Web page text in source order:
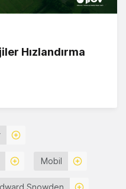
Hızlandırma
Mobil
Snowden